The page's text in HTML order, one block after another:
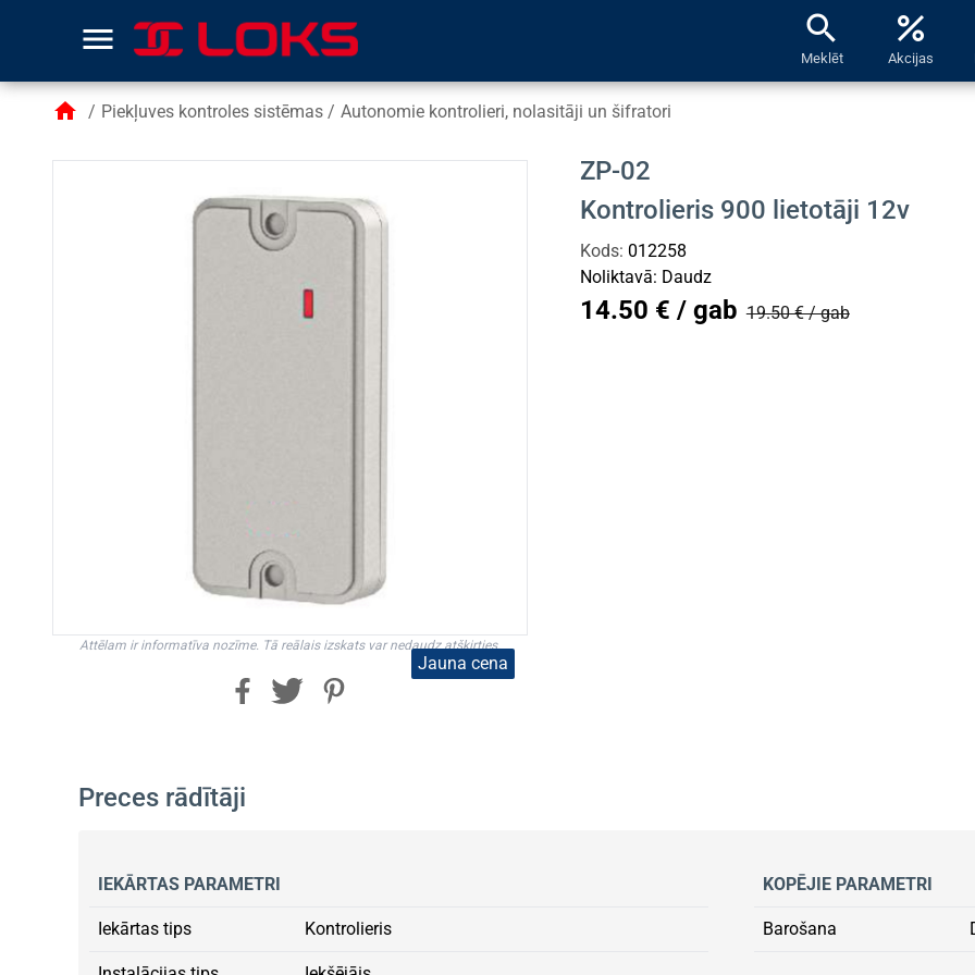
menu search
Meklēt
percent
Akcijas
home / Piekļuves kontroles sistēmas / Autonomie kontrolieri, nolasitāji un šifratori
Jauna cena
Attēlam ir informatīva nozīme. Tā reālais izskats var nedaudz atšķirties.
ZP-02
Kontrolieris 900 lietotāji 12v
Kods: 012258
Noliktavā: Daudz
14.50 € / gab 19.50 € / gab
Preces rādītāji
IEKĀRTAS PARAMETRI
Iekārtas tips Kontrolieris
KOPĒJIE PARAMETRI
Barošana